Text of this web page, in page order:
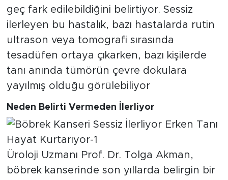
geç fark edilebildiğini belirtiyor. Sessiz
ilerleyen bu hastalık, bazı hastalarda rutin
ultrason veya tomografi sırasında
tesadüfen ortaya çıkarken, bazı kişilerde
tanı anında tümörün çevre dokulara
yayılmış olduğu görülebiliyor
Neden Belirti Vermeden İlerliyor
Üroloji Uzmanı Prof. Dr. Tolga Akman,
böbrek kanserinde son yıllarda belirgin bir